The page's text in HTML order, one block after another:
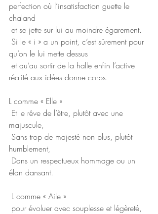
perfection où l’insatisfaction guette le
chaland
et se jette sur lui au moindre égarement.
qu’on le lui mette dessus
réalité aux idées donne corps.
L comme « Elle »
majuscule,
humblement,
élan dansant.
L comme « Aile »